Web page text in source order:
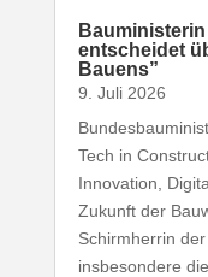
entscheidet
Bauens”
9. Juli 2026
Tech in
Innovation,
Zukunft der
Schirmherrin
insbesondere